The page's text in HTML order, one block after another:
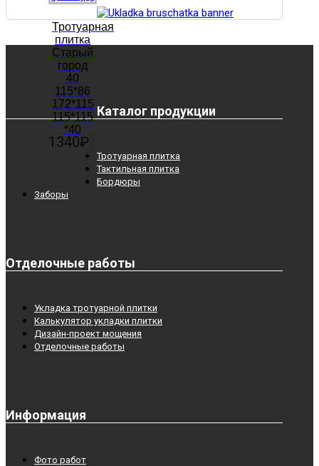
Тротуарная
плитка
Старый
город
40
115*86
172*115
115*115
*40
1340₽
Каталог продукции
Тротуарная плитка
Тактильная плитка
Бордюры
Заборы
Отделочные работы
Укладка тротуарной плитки
Калькулятор укладки плитки
Дизайн-проект мощения
Отделочные работы
Информация
Фото работ